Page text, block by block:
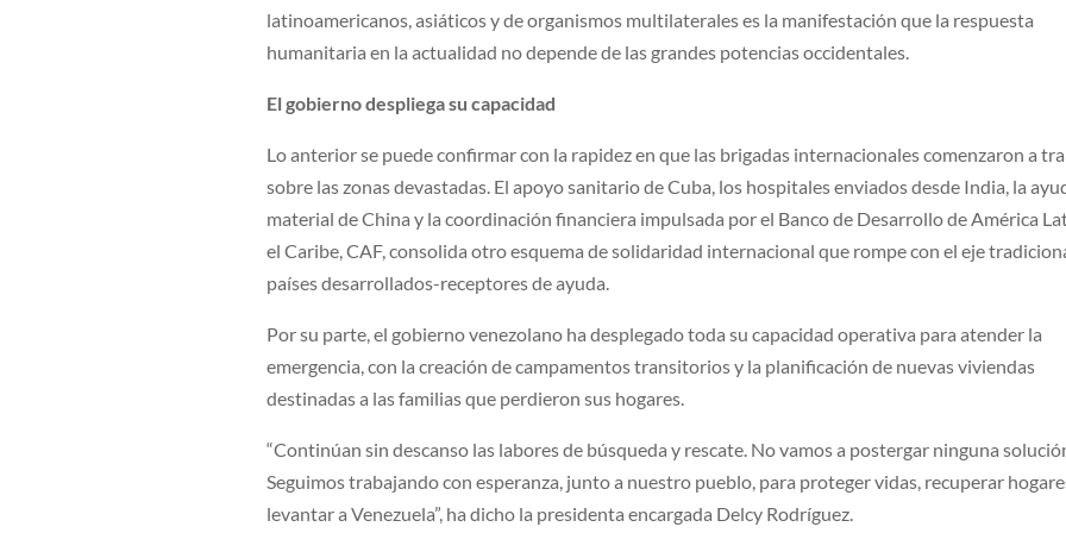
latinoamericanos, asiáticos y de organismos multilaterales es la manifestación que la respuesta
humanitaria en la actualidad no depende de las grandes potencias occidentales.
El gobierno despliega su capacidad
Lo anterior se puede confirmar con la rapidez en que las brigadas internacionales comenzaron a
sobre las zonas devastadas. El apoyo sanitario de Cuba, los hospitales enviados desde India, la
material de China y la coordinación financiera impulsada por el Banco de Desarrollo de América
el Caribe, CAF, consolida otro esquema de solidaridad internacional que rompe con el eje
países desarrollados-receptores de ayuda.
Por su parte, el gobierno venezolano ha desplegado toda su capacidad operativa para atender la
emergencia, con la creación de campamentos transitorios y la planificación de nuevas viviendas
destinadas a las familias que perdieron sus hogares.
“Continúan sin descanso las labores de búsqueda y rescate. No vamos a postergar ninguna
Seguimos trabajando con esperanza, junto a nuestro pueblo, para proteger vidas, recuperar
levantar a Venezuela”, ha dicho la presidenta encargada Delcy Rodríguez.